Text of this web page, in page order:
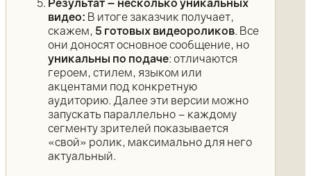
Результат – несколько уникальных
видео: В итоге заказчик получает,
скажем, 5 готовых видеороликов. Все
они доносят основное сообщение, но
уникальны по подаче: отличаются
героем, стилем, языком или
акцентами под конкретную
аудиторию. Далее эти версии можно
запускать параллельно – каждому
сегменту зрителей показывается
«свой» ролик, максимально для него
актуальный.